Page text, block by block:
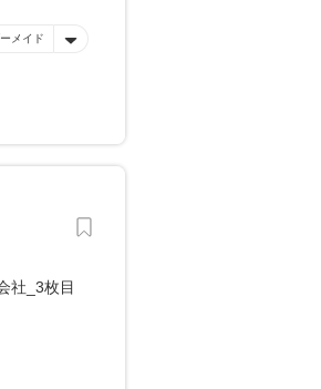
メイド